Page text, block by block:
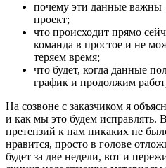
почему эти данные
проект;
что происходит прямо
команда в простое и не
теряем время;
что будет, когда данные
график и продолжим
На созвоне с заказчиком я
и как мы это будем исправлять.
претензий к нам никаких не
нравится, просто в голове
будет за две недели, вот и